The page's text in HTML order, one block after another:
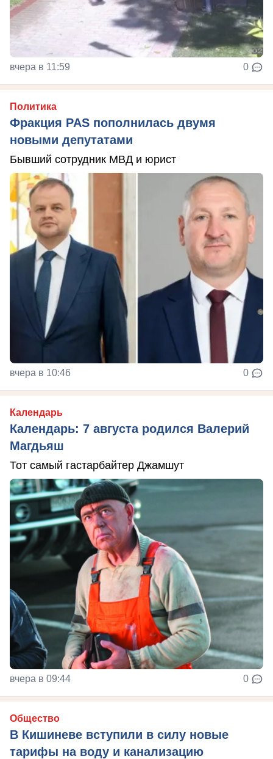
вчера в 11:59 0
Политика
Фракция PAS пополнилась двумя
новыми депутатами
Бывший сотрудник МВД и юрист
вчера в 10:46 0
Календарь
Календарь: 7 августа родился Валерий
Магдьяш
Тот самый гастарбайтер Джамшут
вчера в 09:44 0
Общество
В Кишиневе вступили в силу новые
тарифы на воду и канализацию